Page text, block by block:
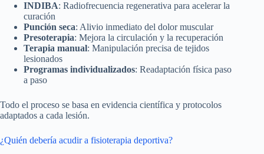
INDIBA: Radiofrecuencia regenerativa para acelerar la
curación
Punción seca: Alivio inmediato del dolor muscular
Presoterapia: Mejora la circulación y la recuperación
Terapia manual: Manipulación precisa de tejidos
lesionados
Programas individualizados: Readaptación física paso
a paso
Todo el proceso se basa en evidencia científica y protocolos
adaptados a cada lesión.
¿Quién debería acudir a fisioterapia deportiva?